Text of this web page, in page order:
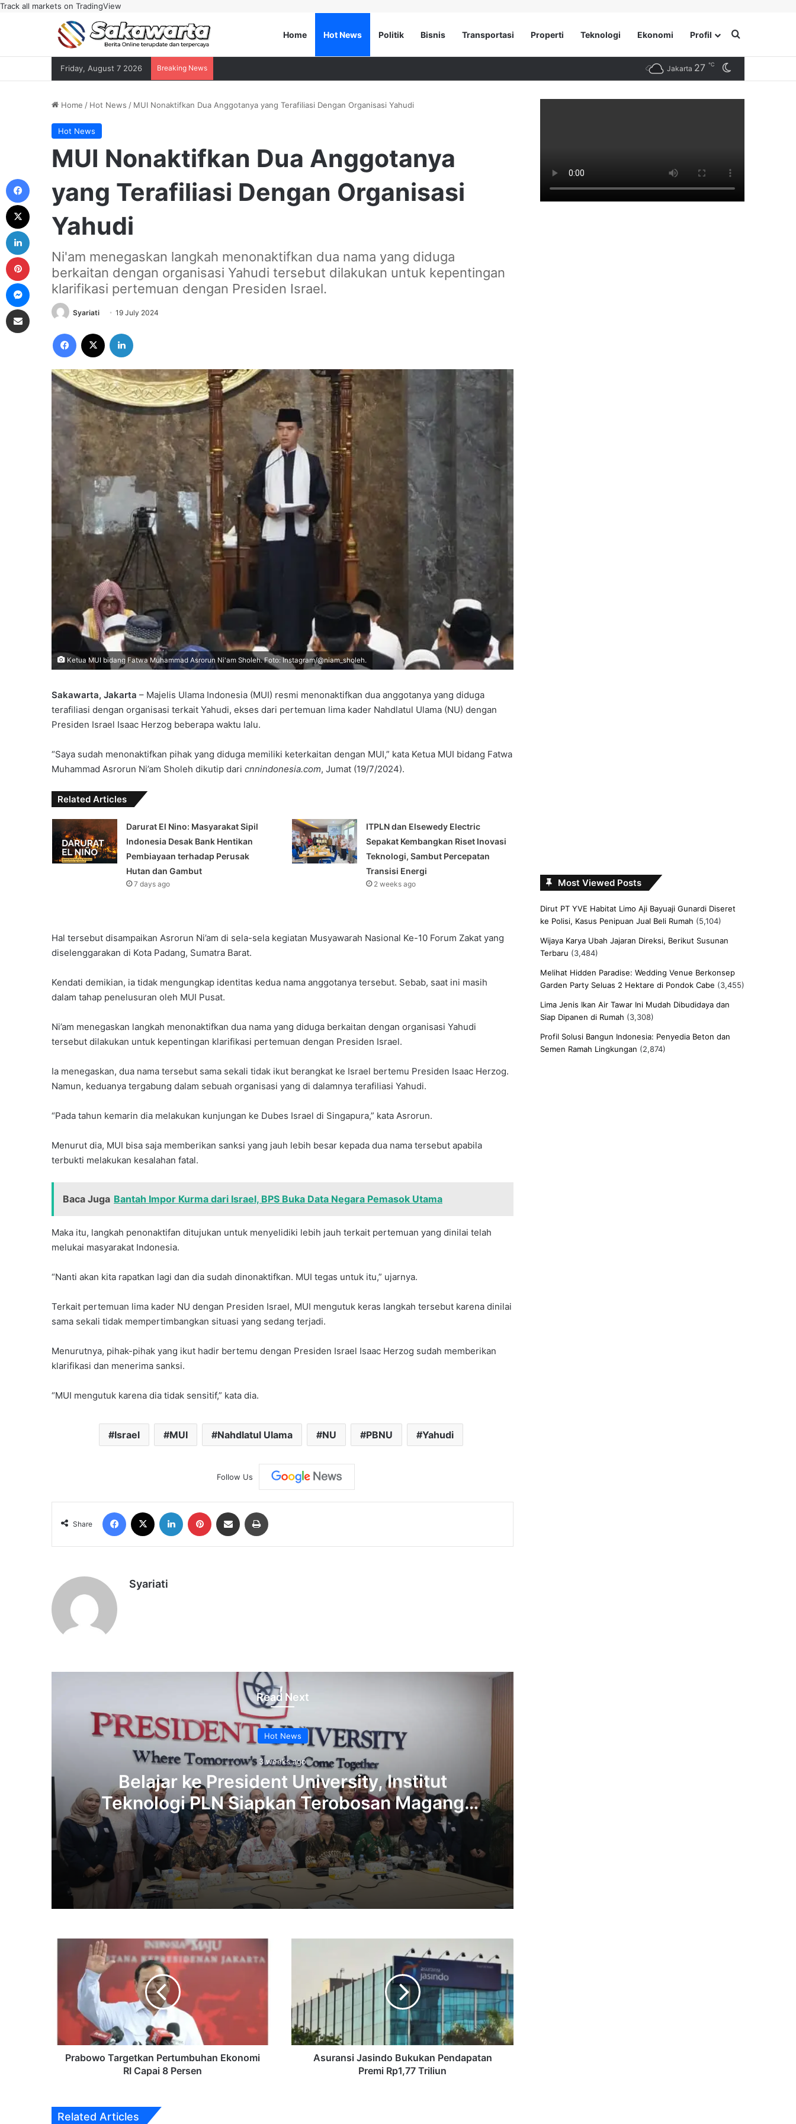
Track all markets on TradingView
Home Hot News Politik Bisnis Transportasi Properti Teknologi Ekonomi Profil Search for
Friday, August 7 2026 Breaking News Jakarta 27 ℃
Home / Hot News / MUI Nonaktifkan Dua Anggotanya yang Terafiliasi Dengan Organisasi Yahudi
Hot News
MUI Nonaktifkan Dua Anggotanya
yang Terafiliasi Dengan Organisasi
Yahudi
Ni'am menegaskan langkah menonaktifkan dua nama yang diduga
berkaitan dengan organisasi Yahudi tersebut dilakukan untuk kepentingan
klarifikasi pertemuan dengan Presiden Israel.
Syariati 19 July 2024
Facebook
Ketua MUI bidang Fatwa Muhammad Asrorun Ni'am Sholeh. Foto: Instagram/@niam_sholeh.
Sakawarta, Jakarta – Majelis Ulama Indonesia (MUI) resmi menonaktifkan dua anggotanya yang diduga
terafiliasi dengan organisasi terkait Yahudi, ekses dari pertemuan lima kader Nahdlatul Ulama (NU) dengan
Presiden Israel Isaac Herzog beberapa waktu lalu.
“Saya sudah menonaktifkan pihak yang diduga memiliki keterkaitan dengan MUI,” kata Ketua MUI bidang Fatwa
Muhammad Asrorun Ni’am Sholeh dikutip dari cnnindonesia.com, Jumat (19/7/2024).
Related Articles
Darurat El Nino: Masyarakat Sipil
Indonesia Desak Bank Hentikan
Pembiayaan terhadap Perusak
Hutan dan Gambut
7 days ago
ITPLN dan Elsewedy Electric
Sepakat Kembangkan Riset Inovasi
Teknologi, Sambut Percepatan
Transisi Energi
2 weeks ago
Hal tersebut disampaikan Asrorun Ni’am di sela-sela kegiatan Musyawarah Nasional Ke-10 Forum Zakat yang
diselenggarakan di Kota Padang, Sumatra Barat.
Kendati demikian, ia tidak mengungkap identitas kedua nama anggotanya tersebut. Sebab, saat ini masih
dalam tahap penelusuran oleh MUI Pusat.
Ni’am menegaskan langkah menonaktifkan dua nama yang diduga berkaitan dengan organisasi Yahudi
tersebut dilakukan untuk kepentingan klarifikasi pertemuan dengan Presiden Israel.
Ia menegaskan, dua nama tersebut sama sekali tidak ikut berangkat ke Israel bertemu Presiden Isaac Herzog.
Namun, keduanya tergabung dalam sebuah organisasi yang di dalamnya terafiliasi Yahudi.
“Pada tahun kemarin dia melakukan kunjungan ke Dubes Israel di Singapura,” kata Asrorun.
Menurut dia, MUI bisa saja memberikan sanksi yang jauh lebih besar kepada dua nama tersebut apabila
terbukti melakukan kesalahan fatal.
Baca Juga Bantah Impor Kurma dari Israel, BPS Buka Data Negara Pemasok Utama
Maka itu, langkah penonaktifan ditujukan untuk menyelidiki lebih jauh terkait pertemuan yang dinilai telah
melukai masyarakat Indonesia.
“Nanti akan kita rapatkan lagi dan dia sudah dinonaktifkan. MUI tegas untuk itu,” ujarnya.
Terkait pertemuan lima kader NU dengan Presiden Israel, MUI mengutuk keras langkah tersebut karena dinilai
sama sekali tidak mempertimbangkan situasi yang sedang terjadi.
Menurutnya, pihak-pihak yang ikut hadir bertemu dengan Presiden Israel Isaac Herzog sudah memberikan
klarifikasi dan menerima sanksi.
“MUI mengutuk karena dia tidak sensitif,” kata dia.
Israel MUI Nahdlatul Ulama NU PBNU Yahudi
Follow Us
Share
Facebook LinkedIn Pinterest Share via Email
Syariati
Read Next
Hot News
3 weeks ago
Belajar ke President University, Institut
Teknologi PLN Siapkan Terobosan Magang
hingga Resume Builder
3 weeks ago
Belajar ke President University, Institut Teknologi PLN Siapkan Terobosan Magang hingga Resume Builder
29 April 2026
SMF dan KTI Foundation Gelar Pelatihan Membatik, Gandeng 40 Perempuan Disabilitas di Karawang
27 April 2026
Pertumbuhan
Ekonomi
Prabowo Targetkan Pertumbuhan Ekonomi
RI Capai 8 Persen
Pendapatan
Rp1,77
Triliun
Asuransi Jasindo Bukukan Pendapatan
Premi Rp1,77 Triliun
Related Articles
Most Viewed Posts
Dirut PT YVE Habitat Limo Aji Bayuaji Gunardi Diseret
ke Polisi, Kasus Penipuan Jual Beli Rumah (5,104)
Wijaya Karya Ubah Jajaran Direksi, Berikut Susunan
Terbaru (3,484)
Melihat Hidden Paradise: Wedding Venue Berkonsep
Garden Party Seluas 2 Hektare di Pondok Cabe (3,455)
Lima Jenis Ikan Air Tawar Ini Mudah Dibudidaya dan
Siap Dipanen di Rumah (3,308)
Profil Solusi Bangun Indonesia: Penyedia Beton dan
Semen Ramah Lingkungan (2,874)
LinkedIn
Pinterest
Messenger